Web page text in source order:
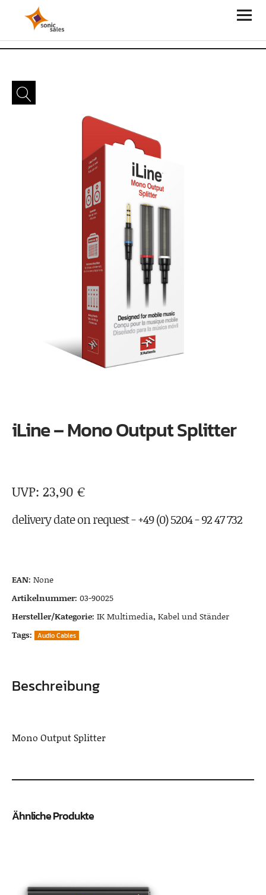
Sonic Sales
iLine – Mono Output Splitter
23,90 €
delivery date on request - +49 (0) 5204 - 92 47 732
EAN: None
Artikelnummer: 03-90025
Hersteller/Kategorie: IK Multimedia, Kabel und Ständer
Tags:
Audio Cables
Beschreibung
Mono Output Splitter
Ähnliche Produkte